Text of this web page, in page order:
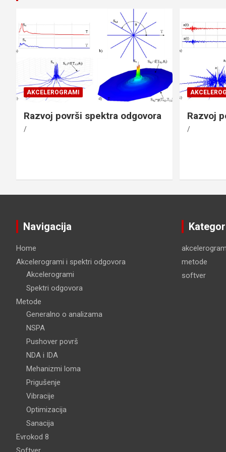
AKCELEROGRAMI
Razvoj površi spektra odgovora Razvoj
Navigacija
Home
Akcelerogrami i spektri odgovora
Akcelerogrami
Spektri odgovora
Metode
Generalno o analizama
NSPA
Pushover površ
NDA i IDA
Mehanizmi loma
Prigušenje
Vibracije
Optimizacija
Sanacija
Evrokod 8
metode
softver